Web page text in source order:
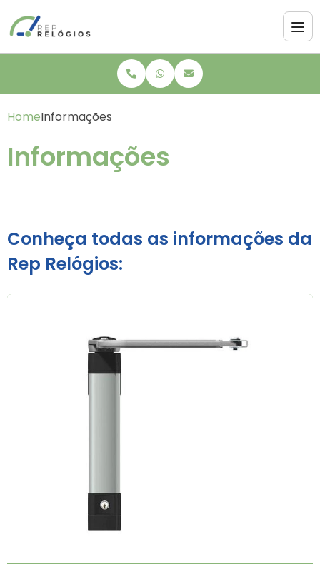
HomeInformações
Informações
Conheça todas as informações da
Rep Relógios: